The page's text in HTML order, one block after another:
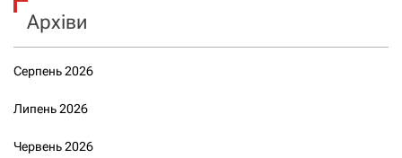
Архіви
Серпень 2026
Липень 2026
Червень 2026